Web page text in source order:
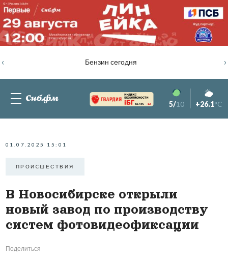
Бензин сегодня
‹ ›
82.76% -1.2 5/10 +26.1°C
01.07.2025 15:01
ПРОИCШЕСТВИЯ
В Новосибирске открыли
новый завод по производству
систем фотовидеофиксации
Поделиться